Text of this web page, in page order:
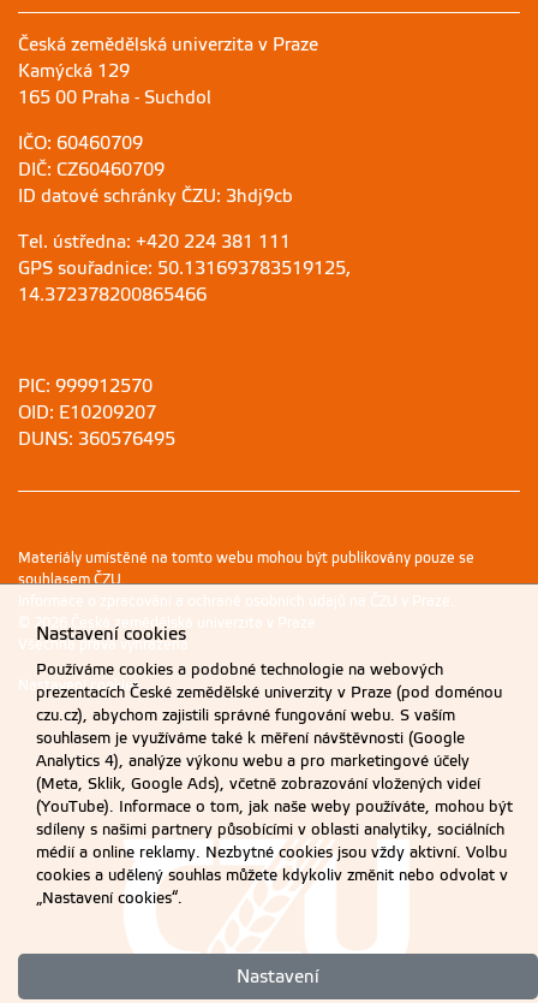
Česká zemědělská univerzita v Praze
Kamýcká 129
165 00 Praha - Suchdol
IČO: 60460709
DIČ: CZ60460709
ID datové schránky ČZU: 3hdj9cb
Tel. ústředna: +420 224 381 111
GPS souřadnice: 50.131693783519125,
14.372378200865466
PIC: 999912570
OID: E10209207
DUNS: 360576495
Materiály umístěné na tomto webu mohou být publikovány pouze se
souhlasem ČZU.
Informace o zpracování a ochraně osobních údajů na ČZU v Praze.
© 2026 Česká zemědělská univerzita v Praze
Všechna práva vyhrazena
Nastavení cookies
Nastavení cookies
Používáme cookies a podobné technologie na webových
prezentacích České zemědělské univerzity v Praze (pod doménou
czu.cz), abychom zajistili správné fungování webu. S vaším
souhlasem je využíváme také k měření návštěvnosti (Google
Analytics 4), analýze výkonu webu a pro marketingové účely
(Meta, Sklik, Google Ads), včetně zobrazování vložených videí
(YouTube). Informace o tom, jak naše weby používáte, mohou být
sdíleny s našimi partnery působícími v oblasti analytiky, sociálních
médií a online reklamy. Nezbytné cookies jsou vždy aktivní. Volbu
cookies a udělený souhlas můžete kdykoliv změnit nebo odvolat v
„Nastavení cookies“.
Nastavení